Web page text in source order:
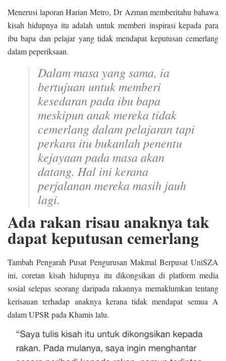
Menerusi laporan Harian Metro, Dr Azman memberitahu bahawa
kisah hidupnya itu adalah untuk memberi inspirasi kepada para
ibu bapa dan pelajar yang tidak mendapat keputusan cemerlang
dalam peperiksaan.
Dalam masa yang sama, ia
bertujuan untuk memberi
kesedaran pada ibu bapa
meskipun anak mereka tidak
cemerlang dalam pelajaran tapi
perkara itu bukanlah penentu
kejayaan pada masa akan
datang. Hal ini kerana
perjalanan mereka masih jauh
lagi.
Ada rakan risau anaknya tak
dapat keputusan cemerlang
Tambah Pengarah Pusat Pengurusan Makmal Berpusat UniSZA
ini, coretan kisah hidupnya itu dikongsikan di platform media
sosial selepas seorang daripada rakannya memaklumkan tentang
kerisauan terhadap anaknya kerana tidak mendapat semua A
dalam UPSR pada Khamis lalu.